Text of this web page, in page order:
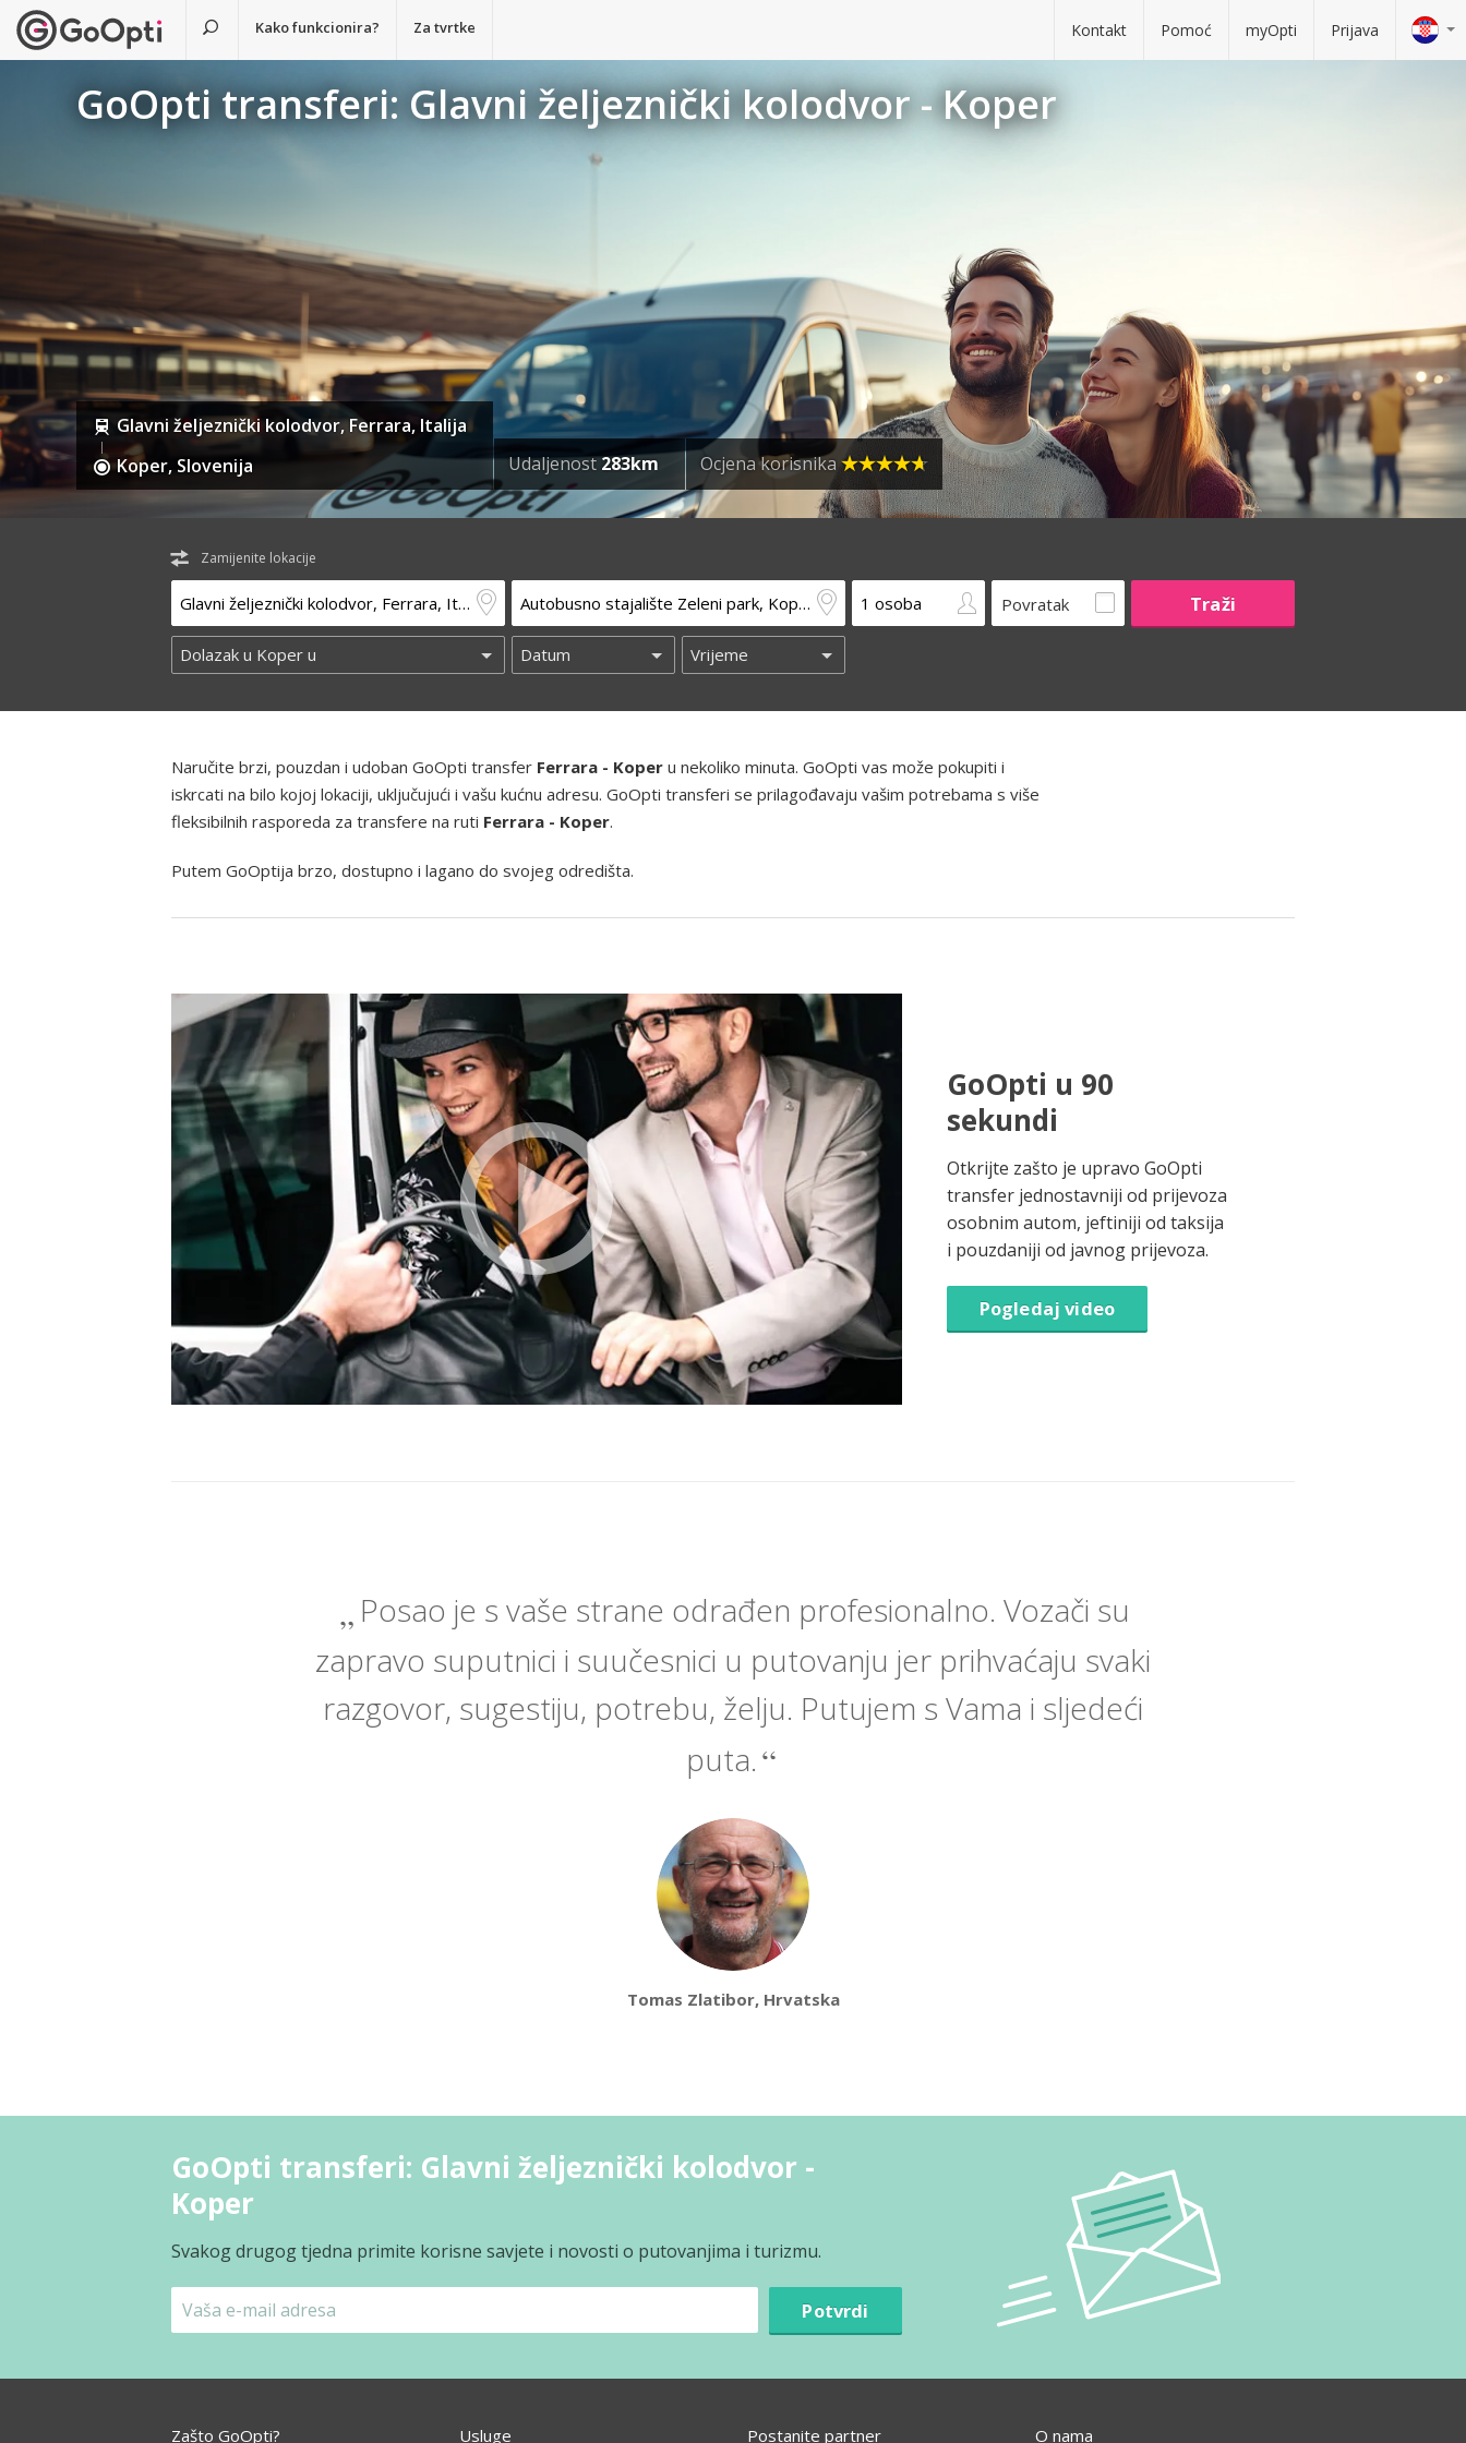
Kako funkcionira? Za tvrtke Kontakt Pomoć myOpti Prijava
GoOpti transferi: Glavni željeznički kolodvor - Koper
Glavni željeznički kolodvor, Ferrara, Italija
Koper, Slovenija
Udaljenost283km Ocjena korisnika
Zamijenite lokacije
Povratak
Naručite brzi, pouzdan i udoban GoOpti transfer Ferrara - Koper u nekoliko minuta. GoOpti vas može pokupiti i
iskrcati na bilo kojoj lokaciji, uključujući i vašu kućnu adresu. GoOpti transferi se prilagođavaju vašim potrebama s više
fleksibilnih rasporeda za transfere na ruti Ferrara - Koper.
Putem GoOptija brzo, dostupno i lagano do svojeg odredišta.
GoOpti u 90
sekundi
Otkrijte zašto je upravo GoOpti
transfer jednostavniji od prijevoza
osobnim autom, jeftiniji od taksija
i pouzdaniji od javnog prijevoza.
Pogledaj video
Posao je s vaše strane odrađen profesionalno. Vozači su
zapravo suputnici i suučesnici u putovanju jer prihvaćaju svaki
razgovor, sugestiju, potrebu, želju. Putujem s Vama i sljedeći
puta.
Tomas Zlatibor, Hrvatska
GoOpti transferi: Glavni željeznički kolodvor -
Koper
Svakog drugog tjedna primite korisne savjete i novosti o putovanjima i turizmu.
Potvrdi
Zašto GoOpti? Usluge Postanite partner O nama